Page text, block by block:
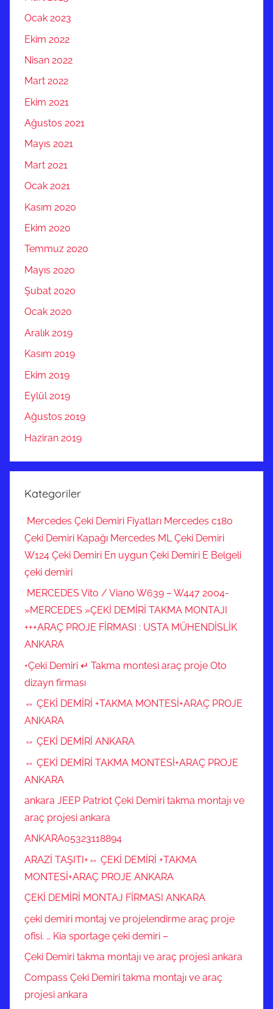
Ocak 2023
Ekim 2022
Nisan 2022
Mart 2022
Ekim 2021
Ağustos 2021
Mayıs 2021
Mart 2021
Ocak 2021
Kasım 2020
Ekim 2020
Temmuz 2020
Mayıs 2020
Şubat 2020
Ocak 2020
Aralık 2019
Kasım 2019
Ekim 2019
Eylül 2019
Ağustos 2019
Haziran 2019
Kategoriler
Mercedes Çeki Demiri Fiyatları Mercedes c180
Çeki Demiri Kapağı Mercedes ML Çeki Demiri
W124 Çeki Demiri En uygun Çeki Demiri E Belgeli
çeki demiri
MERCEDES Vito / Viano W639 – W447 2004-
»MERCEDES »ÇEKİ DEMİRİ TAKMA MONTAJI
+++ARAÇ PROJE FİRMASI : USTA MÜHENDİSLİK
ANKARA
•Çeki Demiri ↵ Takma montesi araç proje Oto
dizayn firması
⇔ ÇEKİ DEMİRİ +TAKMA MONTESİ+ARAÇ PROJE
ANKARA
⇔ ÇEKİ DEMİRİ ANKARA
⇔ ÇEKİ DEMİRİ TAKMA MONTESİ+ARAÇ PROJE
ANKARA
ankara JEEP Patriot Çeki Demiri takma montajı ve
araç projesi ankara
ANKARA05323118894
ARAZİ TAŞITI+⇔ ÇEKİ DEMİRİ +TAKMA
MONTESİ+ARAÇ PROJE ANKARA
ÇEKİ DEMİRİ MONTAJ FİRMASI ANKARA
çeki demiri montaj ve projelendirme araç proje
ofisi. … Kia sportage çeki demiri –
Çeki Demiri takma montajı ve araç projesi ankara
Compass Çeki Demiri takma montajı ve araç
projesi ankara